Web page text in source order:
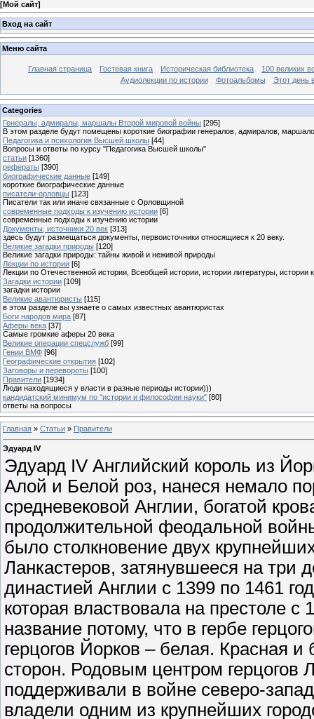
[Мой сайт]
Вход на сайт
Меню сайта
Главная страница Гостевая книга Историческая библиотека
100 великих
Аудиолекции по истории
Фотоальбомы Этот день
Categories
Генералы, адмиралы, маршалы Второй мировой войны [295]
В этом разделе будут помещены короткие биографии генералов, адмиралов,
Педагогика и психология Высшей школы [44]
Вопросы и ответы по курсу "Педагогика Высшей школы"
статьи [1360]
рефераты [390]
биографические данные [149]
короткие биографические данные
писатели-орловцы [123]
Писатели так или иначе связанные с Орловщиной
современные подходы к изучению истории [6]
современные подходы к изучению истории
Документы, источники 20 век [313]
здесь будут размещаться документы, первоисточники относящиеся к 20 веку.
Великие загадки природы [120]
Великие загадки природы: тайны живой и неживой природы
Лекции по истории [6]
Лекции по Отечественной истории, Всеобщей истории, истории литературы, истории
Загадки истории [109]
загадки истории
Великие авантюристы [115]
в этом разделе вы узнаете о самых известных авантюристах
Боги народов мира [87]
Аферы века [37]
Самые громкие аферы 20 века
Великие операции спецслужб [99]
Гении ВМФ [96]
Географические открытия [102]
Заговоры и перевороты [100]
Правители [1934]
Люди находящиеся у власти в разные периоды истории)))
кандидатский минимум по "истории и философии науки" [80]
ответы на вопросы
Главная » Статьи » Правители
Эдуард IV
Эдуард IV Английский король из Йорков, взошедший на престол в ходе Войны Алой и Белой роз, нанеся немало поражений Ланкастерам История средневековой Англии, богатой кровавыми междоусобицами, не знает такой продолжительной феодальной войны, какой стала Война Алой и Белой роз. Это было столкновение двух крупнейших аристократических фамилий – Йорков и Ланкастеров, затянувшееся на три десятилетия. Ланкастеры были королевской династией Англии с 1399 по 1461 год. Йорки дали Англии правящую династию, которая властвовала на престоле с 1461 по 1485 год. Война получила свое название потому, что в гербе герцогов Ланкастеров была алая роза, а в гербе герцогов Йорков – белая. Красная и белая роза стали символами воюющих сторон. Родовым центром герцогов Ланкастеров был город Ланкастер. Их поддерживали в войне северо-западные графства, Уэльс и Ирландия. Йорки владели одним из крупнейших городов того времени – Йорком. На их стороне находился торговый юго-восток страны вместе со столичным Лондоном, их поддерживали многие жители городов этого региона. Первопричиной войны стала слабость власти короля Генриха VI, страдавшего припадками безумия. Поводом же явилось устранение герцога Ричарда Йоркского от должности протектора, на которую он был избран парламентом. Королева Маргарита Анжуйская и герцог Сомерсет из рода Ланкастеров возложили на себя при больном монархе диктаторскую власть. Йорки были устранены из королевского дворца. В ответ на это Йорки подняли мятеж. Его главой стал Ричард Йоркский, которого поддержал могущественный Ричард Невилль, граф Уоррик. Так Англия разделилась на два враждебных лагеря, которые боролись за высшую власть в стране. Первая битва состоялась 22 мая 1455 года. Герцог Ричард Йоркский и граф Уорвик выступили в поход, имея 3-тысячное войско. Из Лондона навстречу им выступило войско Ланкастеров в 2 тысячи человек. Враги сразились у Сент-Олбанса: войско герцога Сомерсета Ланкастерского было разгромлено, а он сам убит. Войско Йорков ступило в столицу. Герцог Ричард фактически пленил больного короля Генриха VI, добившись назначения себя протектором Англии. При этом он получил почти диктаторские полномочия. Однако в 1459 году королева Маргарита и Ланкастеры вернули власть Генриху VI, к которому разум возвращался лишь временами. В итоге Йорки были вторично отстранены от управления государством. Ричард Йоркский вновь призвал своих многочисленных сторонников к мятежу. 3 сентября 1459 года состоялась битва при Блор Хит. Войском Йорков блестяще командовал граф Солсбери (тесть Ричарда и отец графа Уорвика). Войско Ланкастеров было практические истреблено: йоркисты атаковали ланкастерцев сразу же после их переправы через ручей, не дав им возможности построиться в боевой порядок. Однако уже в сентябре того же года Ричарду Йоркскому и графу Уорвику пришлось бежать из Англии: первому – в Ирландию, второму – во французский город Кале. Королевская армия во главе с Генрихом VI и Маргаритой Анжуйской выступила в поход на замок Лудлоу, оплот Йорков. Ряд сторонников герцога Ричарда изменили ему и перешли на сторону короля. Однако торжество Ланкастеров было недолгим. Ричард Невилль, граф Уорвик и второй сын герцога Йоркского – Эдуард (будущий король Эдуард IV), наняв небольшое войско, высадились на побережье Англии, в Сэндридже. Они с триумфом вошли в Лондон, большинство жителей которого поддерживало Йорк. Королевская армия спешно двинулась на столицу. 18 июля у Норгемптона состоялось сражение, в котором ланкастерцы потерпели полное поражение. Уорвик и Эдуард победили благодаря предательству лорда Грэя Рутина и дождю, который подмочил все запасы пороха у противника, потерявшего 300 человек убитыми, в том числе герцога Эгремонта. Король Генрих вновь оказался в почетном плену у йоркцев. Герцог Ричард Йоркский вернулся из Ирландии и объявил себя наследником английского престола. Это лишало малолетнего сына Генриха VI и Маргариты – Эдуарда, принца Уэльского, – отцовского престола. Королева бежала в Уэльс, а затем в Северную Англию, где собрала новую армию. Тогда Ричард Йоркский и его старший сын Эдмунд выступили из Лондона в поход на север страны. В декабре 1460 года при Уэйкфилде состоялось сражение, в котором ланкастерцы, имея численное превосходство, разгромили йоркцев. Те, забыв о необходимости боевого охранения, при выходе из Уэйкфилда попали в искусно устроенную засаду, не успев построиться для битвы. Герцог Ричард пал в битве, был убит во время погони его сын Эдмунд. Теперь во главе дома Йорков встал герцог Эдуард, обладавший способностями военного вождя. В битве у